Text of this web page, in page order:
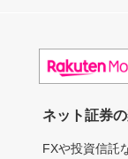
ネット証券
FXや投資信託